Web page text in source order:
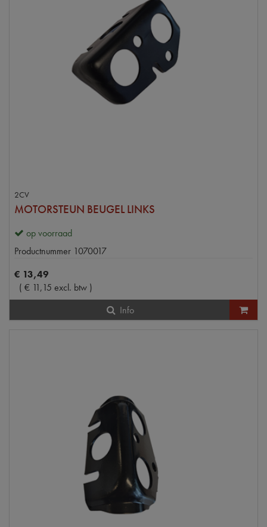
2CV
MOTORSTEUN BEUGEL LINKS
op voorraad
Productnummer 1070017
€ 13,49
( € 11,15 excl. btw )
Info